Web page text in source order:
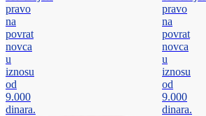
pravo
na
povrat
novca
u
iznosu
od
9.000
dinara.
pravo
na
povrat
novca
u
iznosu
od
9.000
dinara.